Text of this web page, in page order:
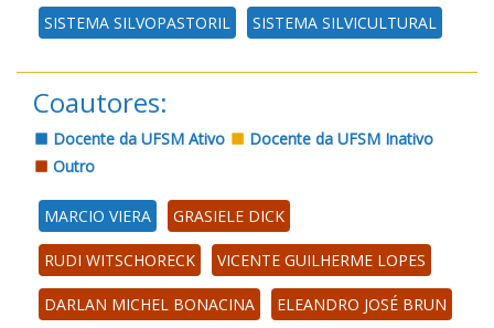
SISTEMA SILVOPASTORIL SISTEMA SILVICULTURAL
Coautores:
Docente da UFSM Ativo
Docente da UFSM Inativo
Outro
MARCIO VIERA GRASIELE DICK
RUDI WITSCHORECK VICENTE GUILHERME LOPES
DARLAN MICHEL BONACINA ELEANDRO JOSÉ BRUN